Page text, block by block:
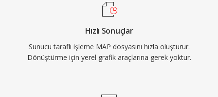
Hızlı Sonuçlar
Sunucu taraflı işleme MAP dosyasını hızla oluşturur.
Dönüştürme için yerel grafik araçlarına gerek yoktur.